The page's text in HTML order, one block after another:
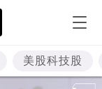
美股科技股